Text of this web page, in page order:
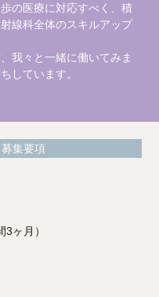
の医療に対応すべく、積
線科全体のスキルアップ
我々と一緒に働いてみま
しています。
集要項
ヶ月）